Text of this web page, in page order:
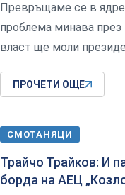
Превръщаме се в
проблема минава
власт ще моли
ПРОЧЕТИ ОЩЕ
СМОТАНЯЦИ
Трайчо Трайков: И
борда на АЕЦ